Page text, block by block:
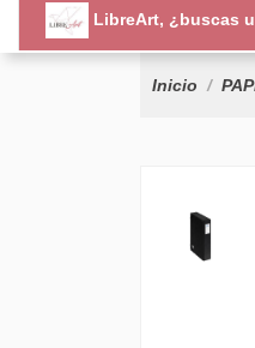
LibreArt, ¿buscas
Inicio